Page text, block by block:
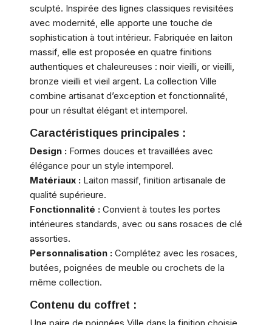
sculpté. Inspirée des lignes classiques revisitées
avec modernité, elle apporte une touche de
sophistication à tout intérieur. Fabriquée en laiton
massif, elle est proposée en quatre finitions
authentiques et chaleureuses : noir vieilli, or vieilli,
bronze vieilli et vieil argent. La collection Ville
combine artisanat d’exception et fonctionnalité,
pour un résultat élégant et intemporel.
Caractéristiques principales :
Design : Formes douces et travaillées avec
élégance pour un style intemporel.
Matériaux : Laiton massif, finition artisanale de
qualité supérieure.
Fonctionnalité : Convient à toutes les portes
intérieures standards, avec ou sans rosaces de clé
assorties.
Personnalisation : Complétez avec les rosaces,
butées, poignées de meuble ou crochets de la
même collection.
Contenu du coffret :